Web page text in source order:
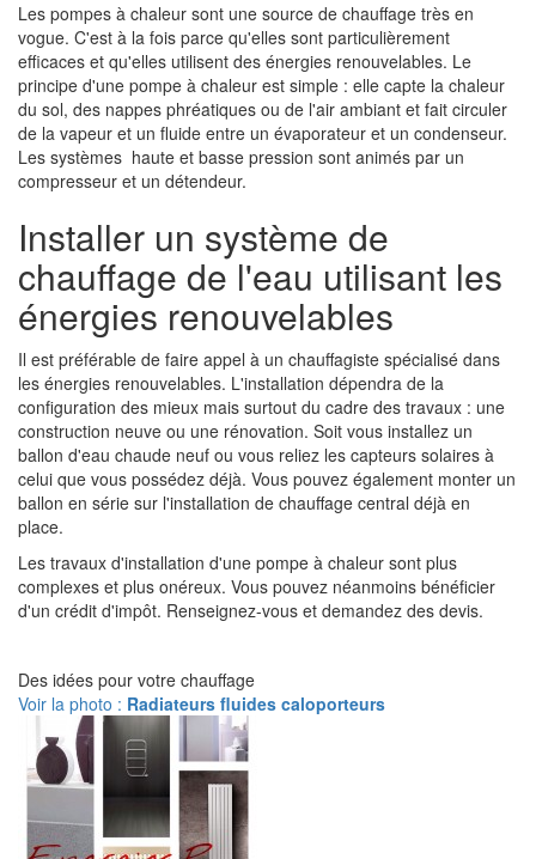
Les pompes à chaleur sont une source de chauffage très en
vogue. C'est à la fois parce qu'elles sont particulièrement
efficaces et qu'elles utilisent des énergies renouvelables. Le
principe d'une pompe à chaleur est simple : elle capte la chaleur
du sol, des nappes phréatiques ou de l'air ambiant et fait circuler
de la vapeur et un fluide entre un évaporateur et un condenseur.
Les systèmes haute et basse pression sont animés par un
compresseur et un détendeur.
Installer un système de
chauffage de l'eau utilisant les
énergies renouvelables
Il est préférable de faire appel à un chauffagiste spécialisé dans
les énergies renouvelables. L'installation dépendra de la
configuration des mieux mais surtout du cadre des travaux : une
construction neuve ou une rénovation. Soit vous installez un
ballon d'eau chaude neuf ou vous reliez les capteurs solaires à
celui que vous possédez déjà. Vous pouvez également monter un
ballon en série sur l'installation de chauffage central déjà en
place.
Les travaux d'installation d'une pompe à chaleur sont plus
complexes et plus onéreux. Vous pouvez néanmoins bénéficier
d'un crédit d'impôt. Renseignez-vous et demandez des devis.
Des idées pour votre chauffage
Voir la photo : Radiateurs fluides caloporteurs